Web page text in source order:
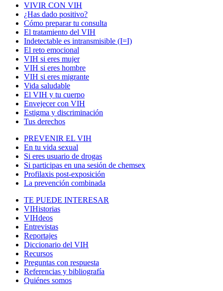
VIVIR CON VIH
¿Has dado positivo?
Cómo preparar tu consulta
El tratamiento del VIH
Indetectable es intransmisible (I=I)
El reto emocional
VIH si eres mujer
VIH si eres hombre
VIH si eres migrante
Vida saludable
El VIH y tu cuerpo
Envejecer con VIH
Estigma y discriminación
Tus derechos
PREVENIR EL VIH
En tu vida sexual
Si eres usuario de drogas
Si participas en una sesión de chemsex
Profilaxis post-exposición
La prevención combinada
TE PUEDE INTERESAR
VIHistorias
VIHdeos
Entrevistas
Reportajes
Diccionario del VIH
Recursos
Preguntas con respuesta
Referencias y bibliografía
Quiénes somos